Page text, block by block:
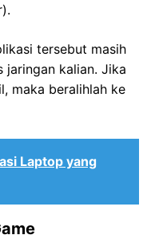
tersebut masih
kalian. Jika
maka beralihlah ke
Laptop yang